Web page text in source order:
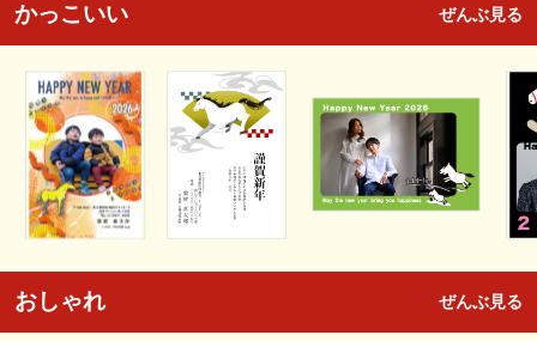
かっこいい ぜんぶ見る
おしゃれ ぜんぶ見る